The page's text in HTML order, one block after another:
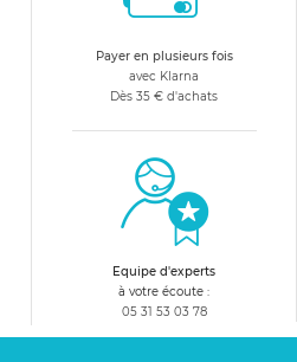
Payer en plusieurs fois
avec Klarna
Dès 35 € d'achats
Equipe d'experts
à votre écoute :
05 31 53 03 78